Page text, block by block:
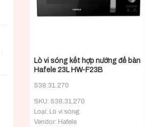
Lò vi sóng kết hợp nướng để bàn
Hafele 23L HW-F23B
538.31.270
SKU: 538.31.270
Loại: Lò vi sóng
Vendor: Hafele